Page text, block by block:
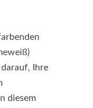
Ihre
diesem